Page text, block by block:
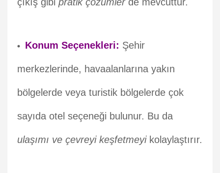
çıkış gibi pratik çözümlerde mevcuttur.
Konum Seçenekleri: Şehir
merkezlerinde, havaalanlarına yakın
bölgelerde veya turistik bölgelerde çok
sayıda otel seçeneği bulunur. Bu da
ulaşımı ve çevreyi keşfetmeyikolaylaştırır.